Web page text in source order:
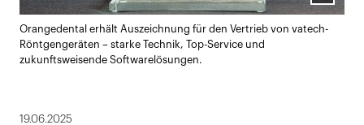
Lightbox
öffnen
Orangedental erhält Auszeichnung für den Vertrieb von vatech-
Röntgengeräten – starke Technik, Top-Service und
zukunftsweisende Softwarelösungen.
19.06.2025